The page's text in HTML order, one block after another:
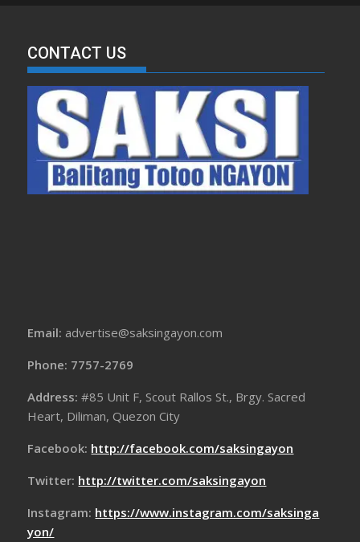
CONTACT US
Email: advertise@saksingayon.com
Phone: 7757-2769
Address:#85 Unit F, Scout Rallos St., Brgy. Sacred
Heart, Diliman, Quezon City
Facebook: http://facebook.com/saksingayon
Twitter: http://twitter.com/saksingayon
Instagram: https://www.instagram.com/saksinga
yon/